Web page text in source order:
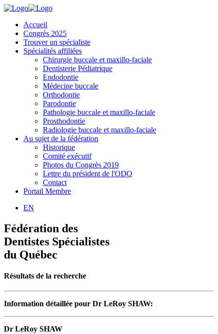
Accueil
Congrès 2025
Trouver un spécialiste
Spécialités affiliées
Chirurgie buccale et maxillo-faciale
Dentisterie Pédiatrique
Endodontie
Médecine buccale
Orthodontie
Parodontie
Pathologie buccale et maxillo-faciale
Prosthodontie
Radiologie buccale et maxillo-faciale
Au sujet de la fédération
Historique
Comité exécutif
Photos du Congrès 2019
Lettre du président de l'ODQ
Contact
Portail Membre
EN
Fédération des
Dentistes Spécialistes
du Québec
Résultats de la recherche
Information détaillée pour Dr LeRoy SHAW:
Dr LeRoy SHAW